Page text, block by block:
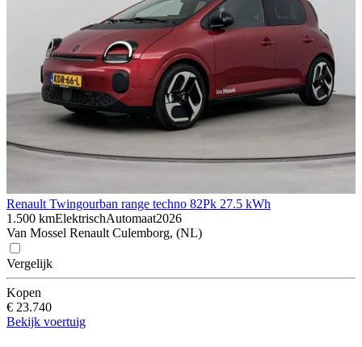
Renault Twingourban range techno 82Pk 27.5 kWh
1.500 kmElektrischAutomaat2026
Van Mossel Renault Culemborg, (NL)
Vergelijk
Kopen
€ 23.740
Bekijk voertuig